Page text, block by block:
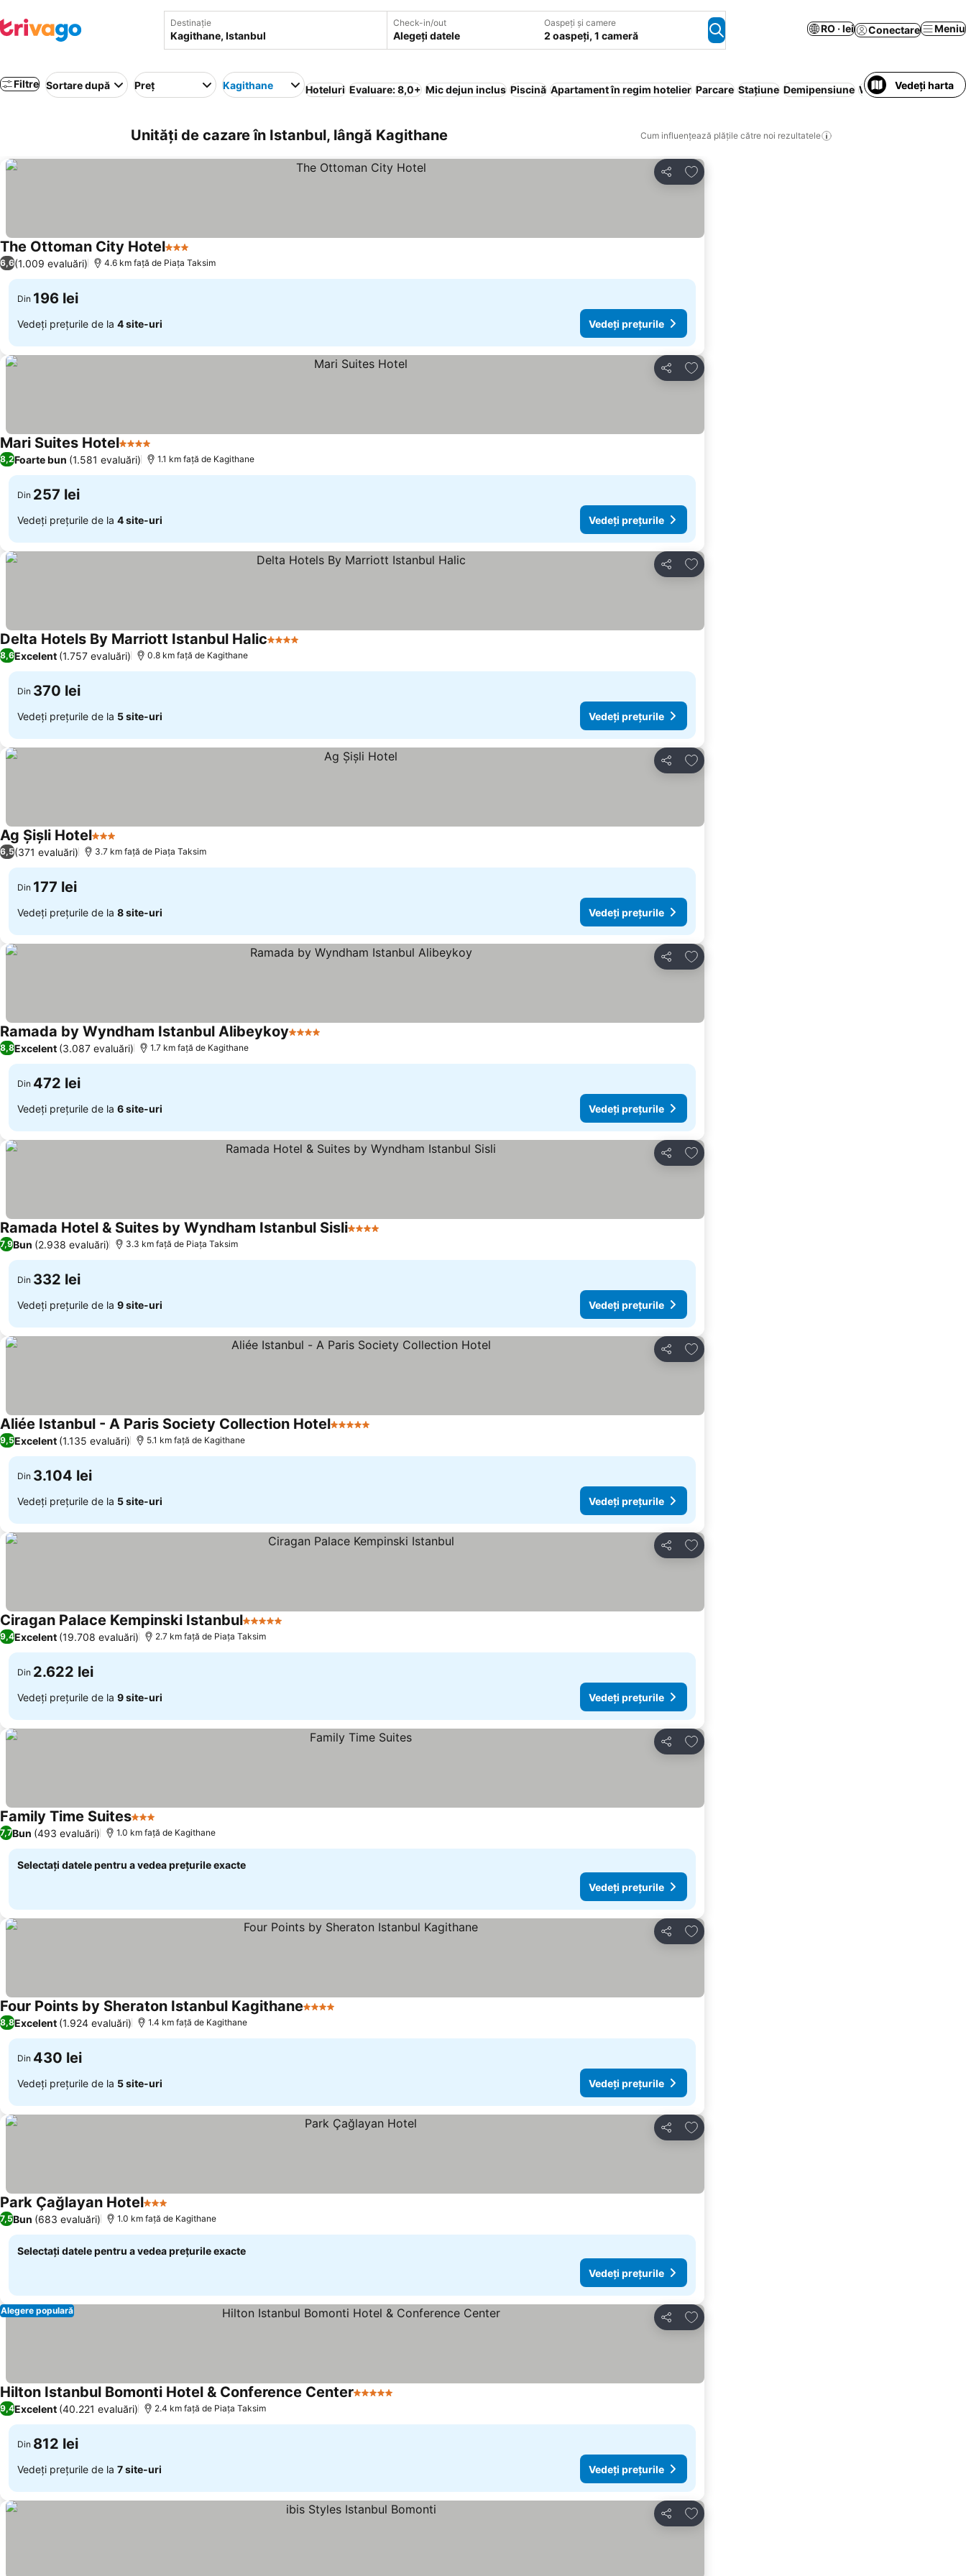
Destinație Check-in/out
Alegeți datele
Oaspeți și camere
2 oaspeți, 1 cameră
RO · lei Conectare Meniu
Filtre Sortare după Preț Kagithane Hoteluri Evaluare: 8,0+ Mic dejun inclus Piscină Apartament în regim hotelier Parcare Stațiune Demipensiune Wi-Fi Baie fierbinte
Vedeți harta
Unități de cazare în Istanbul, lângă Kagithane Cum influențează plățile către noi rezultatele
Distribuiți
Adăugaţi la favorite
The Ottoman City Hotel3 Stele
6,6(1.009 evaluări) 4.6 km faţă de Piaţa Taksim
Din 196 lei
Vedeți prețurile de la 4 site-uri Vedeți prețurile
Distribuiți
Adăugaţi la favorite
Mari Suites Hotel4 Stele
8,2Foarte bun (1.581 evaluări) 1.1 km faţă de Kagithane
Din 257 lei
Vedeți prețurile de la 4 site-uri Vedeți prețurile
Distribuiți
Adăugaţi la favorite
Delta Hotels By Marriott Istanbul Halic4 Stele
8,6Excelent (1.757 evaluări) 0.8 km faţă de Kagithane
Din 370 lei
Vedeți prețurile de la 5 site-uri Vedeți prețurile
Distribuiți
Adăugaţi la favorite
Ag Şişli Hotel3 Stele
6,5(371 evaluări) 3.7 km faţă de Piaţa Taksim
Din 177 lei
Vedeți prețurile de la 8 site-uri Vedeți prețurile
Distribuiți
Adăugaţi la favorite
Ramada by Wyndham Istanbul Alibeykoy4 Stele
8,8Excelent (3.087 evaluări) 1.7 km faţă de Kagithane
Din 472 lei
Vedeți prețurile de la 6 site-uri Vedeți prețurile
Distribuiți
Adăugaţi la favorite
Ramada Hotel & Suites by Wyndham Istanbul Sisli4 Stele
7,9Bun (2.938 evaluări) 3.3 km faţă de Piaţa Taksim
Din 332 lei
Vedeți prețurile de la 9 site-uri Vedeți prețurile
Distribuiți
Adăugaţi la favorite
Aliée Istanbul - A Paris Society Collection Hotel5 Stele
9,5Excelent (1.135 evaluări) 5.1 km faţă de Kagithane
Din 3.104 lei
Vedeți prețurile de la 5 site-uri Vedeți prețurile
Distribuiți
Adăugaţi la favorite
Ciragan Palace Kempinski Istanbul5 Stele
9,4Excelent (19.708 evaluări) 2.7 km faţă de Piaţa Taksim
Din 2.622 lei
Vedeți prețurile de la 9 site-uri Vedeți prețurile
Distribuiți
Adăugaţi la favorite
Family Time Suites3 Stele
7,7Bun (493 evaluări) 1.0 km faţă de Kagithane
Selectați datele pentru a vedea prețurile exacte
Vedeți prețurile
Distribuiți
Adăugaţi la favorite
Four Points by Sheraton Istanbul Kagithane4 Stele
8,8Excelent (1.924 evaluări) 1.4 km faţă de Kagithane
Din 430 lei
Vedeți prețurile de la 5 site-uri Vedeți prețurile
Distribuiți
Adăugaţi la favorite
Park Çağlayan Hotel3 Stele
7,5Bun (683 evaluări) 1.0 km faţă de Kagithane
Selectați datele pentru a vedea prețurile exacte
Vedeți prețurile
Distribuiți
Adăugaţi la favorite
Alegere populară
Hilton Istanbul Bomonti Hotel & Conference Center5 Stele
9,4Excelent (40.221 evaluări) 2.4 km faţă de Piaţa Taksim
Din 812 lei
Vedeți prețurile de la 7 site-uri Vedeți prețurile
Distribuiți
Adăugaţi la favorite